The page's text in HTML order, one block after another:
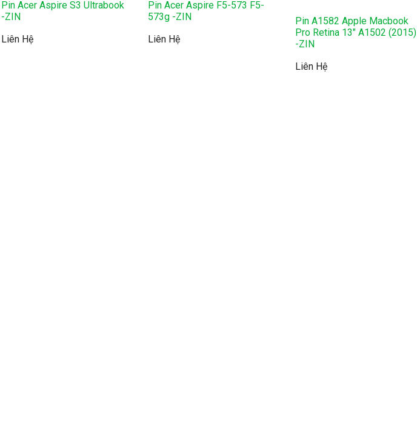
Pin Acer Aspire S3 Ultrabook
-ZIN
Liên Hệ
Pin Acer Aspire F5-573 F5-
573g -ZIN
Liên Hệ
Pin A1582 Apple Macbook
Pro Retina 13″ A1502 (2015)
-ZIN
Liên Hệ